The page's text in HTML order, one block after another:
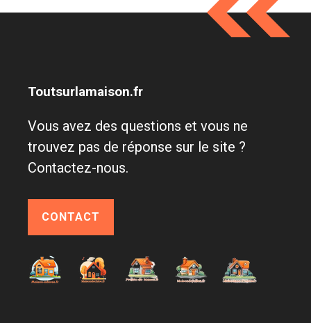
Toutsurlamaison.fr
Vous avez des questions et vous ne
trouvez pas de réponse sur le site ?
Contactez-nous.
CONTACT